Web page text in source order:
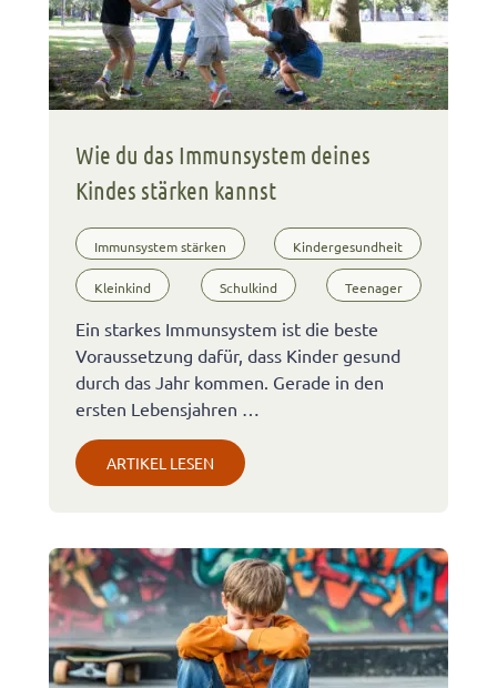
Wie du das Immunsystem deines
Kindes stärken kannst
Immunsystem stärken Kindergesundheit
Kleinkind Schulkind Teenager
Ein starkes Immunsystem ist die beste
Voraussetzung dafür, dass Kinder gesund
durch das Jahr kommen. Gerade in den
ersten Lebensjahren …
ARTIKEL LESEN